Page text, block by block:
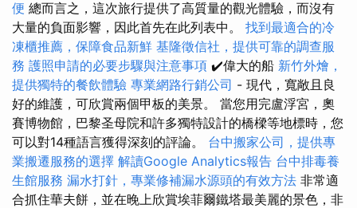
便 總而言之，這次旅行提供了高質量的觀光體驗，而沒有
大量的負面影響，因此首先在此列表中。 找到最適合的冷
凍櫃推薦，保障食品新鮮 基隆徵信社，提供可靠的調查服
務 護照申請的必要步驟與注意事項 ✔️偉大的船 新竹外燴，
提供獨特的餐飲體驗 專業網路行銷公司 - 現代，寬敞且良
好的維護，可欣賞兩個甲板的美景。 當您用完盧浮宮，奧
賽博物館，巴黎圣母院和許多獨特設計的橋樑等地標時，您
可以對14種語言獲得深刻的評論。 台中搬家公司，提供專
業搬遷服務的選擇 解讀Google Analytics報告 台中排毒養
生館服務 漏水打針，專業修補漏水源頭的有效方法 非常適
合抓住華夫餅，並在晚上欣賞埃菲爾鐵塔最美麗的景色，非